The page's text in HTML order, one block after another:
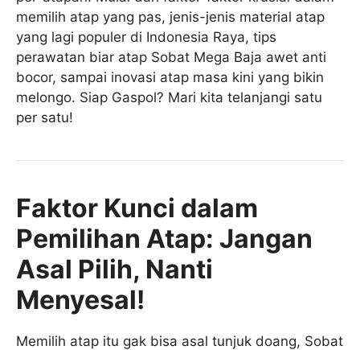
memilih atap yang pas, jenis-jenis material atap
yang lagi populer di Indonesia Raya, tips
perawatan biar atap Sobat Mega Baja awet anti
bocor, sampai inovasi atap masa kini yang bikin
melongo. Siap Gaspol? Mari kita telanjangi satu
per satu!
Faktor Kunci dalam
Pemilihan Atap: Jangan
Asal Pilih, Nanti
Menyesal!
Memilih atap itu gak bisa asal tunjuk doang, Sobat